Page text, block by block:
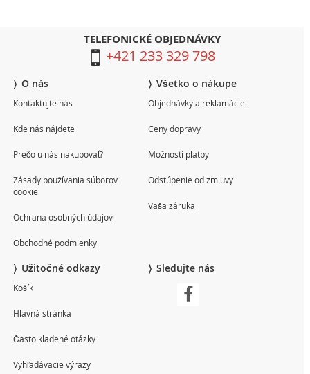
TELEFONICKÉ OBJEDNÁVKY
+421 233 329 798
O nás
Kontaktujte nás
Kde nás nájdete
Prečo u nás nakupovať?
Zásady používania súborov
cookie
Ochrana osobných údajov
Obchodné podmienky
Všetko o nákupe
Objednávky a reklamácie
Ceny dopravy
Možnosti platby
Odstúpenie od zmluvy
Vaša záruka
Užitočné odkazy
Košík
Hlavná stránka
Často kladené otázky
Vyhľadávacie výrazy
Sledujte nás